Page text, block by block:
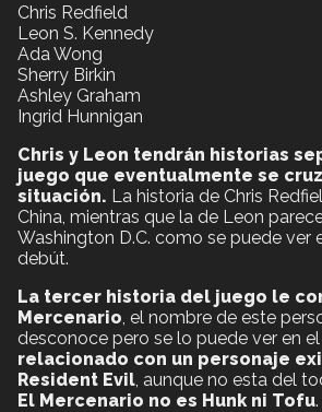
Chris Redfield
Leon S. Kennedy
Ada Wong
Sherry Birkin
Ashley Graham
Ingrid Hunnigan
Chris y Leon tendrán historias
juego que eventualmente se
situación. La historia de Chris
China, mientras que la de Leon
Washington D.C. como se puede ver
debút.
La tercer historia del juego le
Mercenario , el nombre de este
desconoce pero se lo puede ver en el
relacionado con un personaje
Resident Evil , aunque no esta del
El Mercenario no es Hunk ni Tofu.